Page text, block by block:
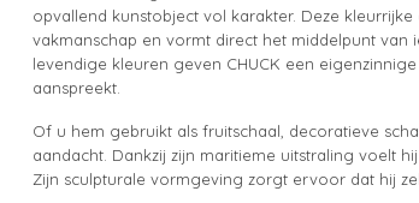
opvallend kunstobject vol karakter. Deze
vakmanschap en vormt direct het middelpunt van
levendige kleuren geven CHUCK een
aanspreekt.
Of u hem gebruikt als fruitschaal, decoratieve
aandacht. Dankzij zijn maritieme uitstraling voelt
Zijn sculpturale vormgeving zorgt ervoor dat hij